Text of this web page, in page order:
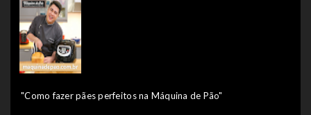
"Como fazer pães perfeitos na Máquina de Pão"